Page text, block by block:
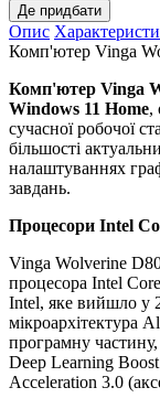
Де придбати
Опис
Комп'ютер Vinga
Комп'ютер Vinga
Windows 11 Home,
сучасної робочої
більшості
налаштуваннях
завдань.
Процесори Intel
Vinga Wolverine
процесора Intel
Intel, яке вийшло у
мікроархітектура
програмну
Deep Learning
Acceleration 3.0